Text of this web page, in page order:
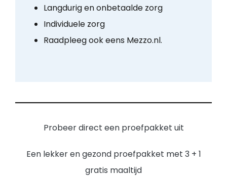
Langdurig en onbetaalde zorg
Individuele zorg
Raadpleeg ook eens Mezzo.nl.
Probeer direct een proefpakket uit
Een lekker en gezond proefpakket met 3 + 1
gratis maaltijd